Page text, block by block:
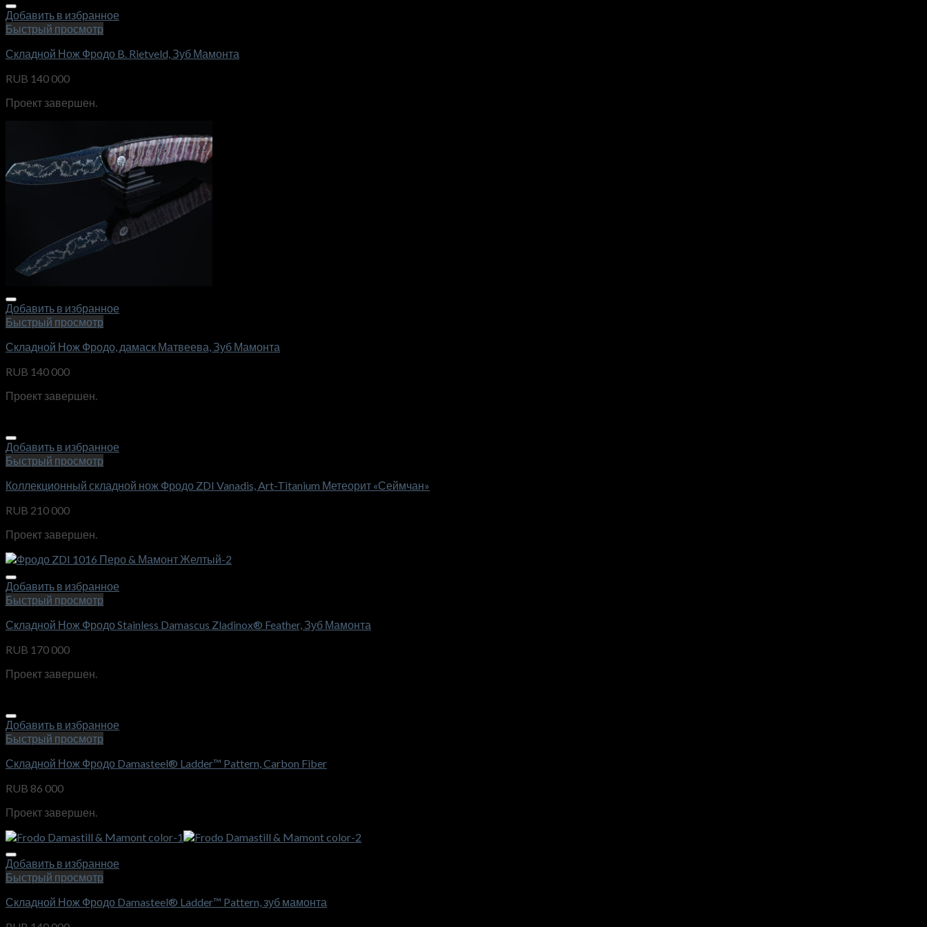
Добавить в избранное
Быстрый просмотр
Складной Нож Фродо B. Rietveld, Зуб Мамонта
RUB 140 000
Проект завершен.
Добавить в избранное
Быстрый просмотр
Складной Нож Фродо, дамаск Матвеева, Зуб Мамонта
RUB 140 000
Проект завершен.
Добавить в избранное
Быстрый просмотр
Коллекционный складной нож Фродо ZDI Vanadis, Art-Titanium Метеорит «Сеймчан»
RUB 210 000
Проект завершен.
Добавить в избранное
Быстрый просмотр
Складной Нож Фродо Stainless Damascus Zladinox® Feather, Зуб Мамонта
RUB 170 000
Проект завершен.
Добавить в избранное
Быстрый просмотр
Складной Нож Фродо Damasteel® Ladder™ Pattern, Carbon Fiber
RUB 86 000
Проект завершен.
Добавить в избранное
Быстрый просмотр
Складной Нож Фродо Damasteel® Ladder™ Pattern, зуб мамонта